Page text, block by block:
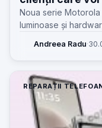
Noua serie
luminoase și
real după garanție.
Andreea Radu·
REPARAȚII